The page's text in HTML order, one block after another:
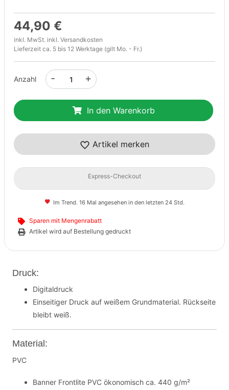
44,90 €
inkl. MwSt. inkl. Versandkosten
Lieferzeit ca. 5 bis 12 Werktage (gilt Mo. - Fr.)
Anzahl +
-
In den Warenkorb
Artikel merken
Express-Checkout
Im Trend. 16 Mal angesehen in den letzten 24 Std.
Sparen mit Mengenrabatt
Artikel wird auf Bestellung gedruckt
Druck:
Digitaldruck
Einseitiger Druck auf weißem Grundmaterial. Rückseite
bleibt weiß.
Material:
PVC
Banner Frontlite PVC ökonomisch ca. 440 g/m²